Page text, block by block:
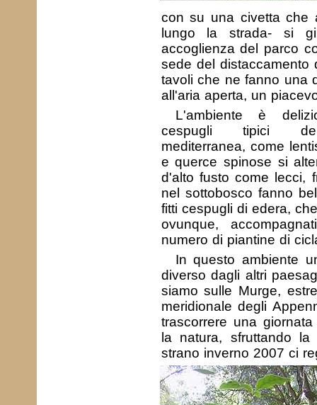
con su una civetta che
lungo la strada- si
accoglienza del parco
sede del distaccamento
tavoli che ne fanno una
all'aria aperta, un
L'ambiente è
cespugli tipici
mediterranea, come
e querce spinose si
d'alto fusto come lecci,
nel sottobosco fanno
fitti cespugli di edera,
ovunque,
numero di piantine di
In questo ambiente
diverso dagli altri
siamo sulle Murge,
meridionale degli
trascorrere una
la natura, sfruttando
strano inverno 2007 ci